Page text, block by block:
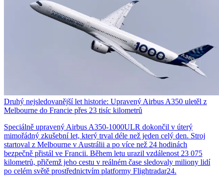
Druhý nejsledovanější let historie: Upravený Airbus A350 uletěl z
Melbourne do Francie přes 23 tisíc kilometrů
Speciálně upravený Airbus A350-1000ULR dokončil v úterý
mimořádný zkušební let, který trval déle než jeden celý den. Stroj
startoval z Melbourne v Austrálii a po více než 24 hodinách
bezpečně přistál ve Francii. Během letu urazil vzdálenost 23 075
kilometrů, přičemž jeho cestu v reálném čase sledovaly miliony lidí
po celém světě prostřednictvím platformy Flightradar24.